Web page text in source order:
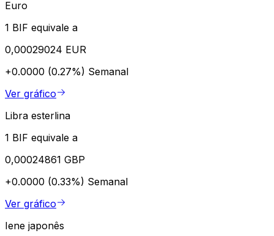
Euro
1 BIF equivale a
0,00029024 EUR
+0.0000 (0.27%) Semanal
Ver gráfico
Libra esterlina
1 BIF equivale a
0,00024861 GBP
+0.0000 (0.33%) Semanal
Ver gráfico
Iene japonês